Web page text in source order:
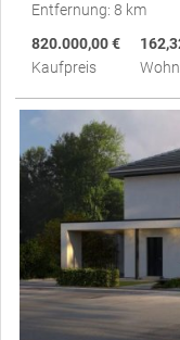
Entfernung: 8 km
820.000,00 €
Kaufpreis